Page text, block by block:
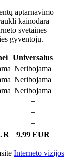
aptarnavimo
kainodara
svetaines
gyventojų.
Universalus
Neribojama
Neribojama
Neribojama
+
+
+
9.99 EUR
Interneto vizijos